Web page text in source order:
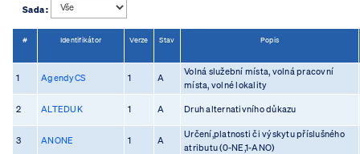
Sada :
# Identifikátor Verze Stav Popis
1 AgendyCS 1 A
Volná služební místa, volná pracovní
místa, volné lokality
2 ALTEDUK 1 A Druh alternativního důkazu
3 ANONE 1 A
Určení,platnosti či výskytu příslušného
atributu (0-NE,1-ANO)